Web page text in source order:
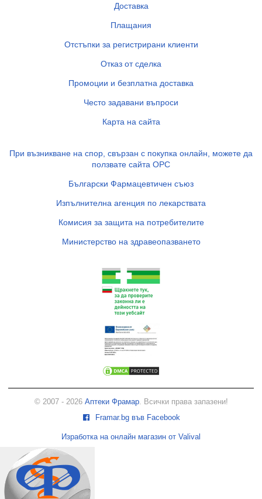
Доставка
Плащания
Отстъпки за регистрирани клиенти
Отказ от сделка
Промоции и безплатна доставка
Често задавани въпроси
Карта на сайта
При възникване на спор, свързан с покупка онлайн, можете да
ползвате сайта ОРС
Български Фармацевтичен съюз
Изпълнителна агенция по лекарствата
Комисия за защита на потребителите
Министерство на здравеопазването
© 2007 - 2026 Аптеки Фрамар. Всички права запазени!
Framar.bg във Facebook
Изработка на онлайн магазин от Valival